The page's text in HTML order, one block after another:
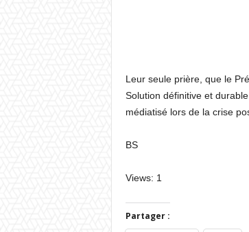
Leur seule prière, que le
Solution définitive et
médiatisé lors de la crise
BS
Views: 1
Partager :